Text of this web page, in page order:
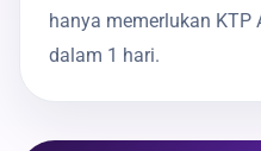
hanya memerlukan KTP
dalam 1 hari.